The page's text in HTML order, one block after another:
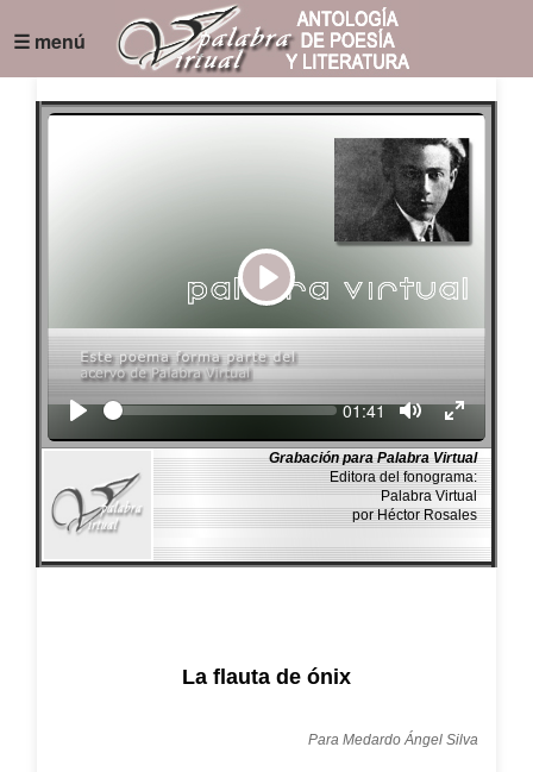
☰ menú
Play
Seek Current
01:41
Grabación para Palabra Virtual
Editora del fonograma:
Palabra Virtual
por Héctor Rosales
La flauta de ónix
Para Medardo Ángel Silva